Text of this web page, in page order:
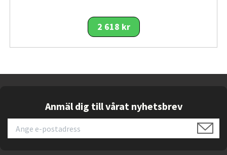
Anpassar sig automatiskt till din hudton.
Extra tillbehör för både stora och små områden.
säker IPL-enhetsom gör hårborttagning hemma både
enkel och effektiv. Tack vare SkinPro 2.0-tekniken
2 618 kr
Anmäl dig till vårat nyhetsbrev